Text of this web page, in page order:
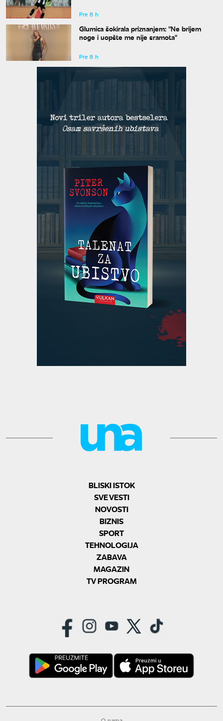
Pre 8 h
Glumica šokirala priznanjem: "Ne brijem
noge i uopšte me nije sramota"
Pre 8 h
BLISKI ISTOK
SVE VESTI
NOVOSTI
BIZNIS
SPORT
TEHNOLOGIJA
ZABAVA
MAGAZIN
TV PROGRAM